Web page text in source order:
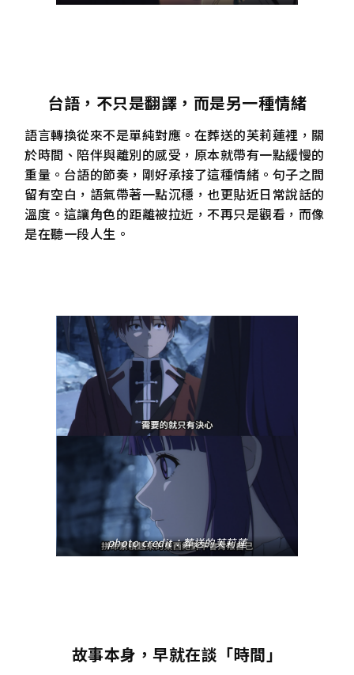
台語，不只是翻譯，而是另一種情緒
語言轉換從來不是單純對應。在葬送的芙莉蓮裡，關
於時間、陪伴與離別的感受，原本就帶有一點緩慢的
重量。台語的節奏，剛好承接了這種情緒。句子之間
留有空白，語氣帶著一點沉穩，也更貼近日常說話的
溫度。這讓角色的距離被拉近，不再只是觀看，而像
是在聽一段人生。
photo credit：葬送的芙莉蓮
故事本身，早就在談「時間」